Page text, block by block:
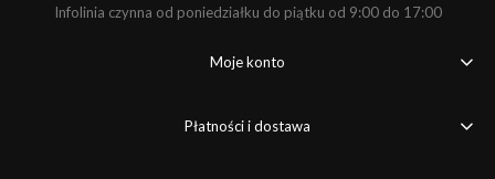
Infolinia czynna od poniedziałku do piątku od 9:00 do 17:00
Moje konto
Płatności i dostawa